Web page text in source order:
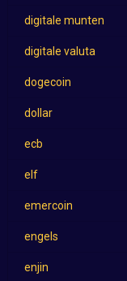
digitale munten
digitale valuta
dogecoin
dollar
ecb
elf
emercoin
engels
enjin